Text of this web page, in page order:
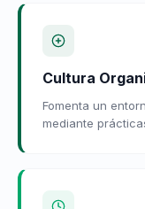
Cultura
Fomenta un
mediante